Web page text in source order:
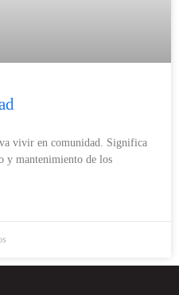
vivir en comunidad. Significa
y mantenimiento de los